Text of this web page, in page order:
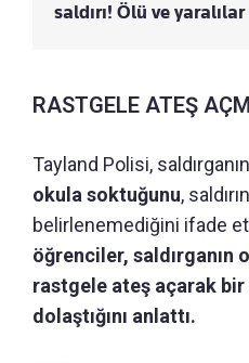
saldırı! Ölü ve
RASTGELE ATEŞ
Tayland Polisi, saldırganın
okula soktuğunu,
belirlenemediğini ifade
öğrenciler, saldırganın
rastgele ateş açarak
dolaştığını anlattı.